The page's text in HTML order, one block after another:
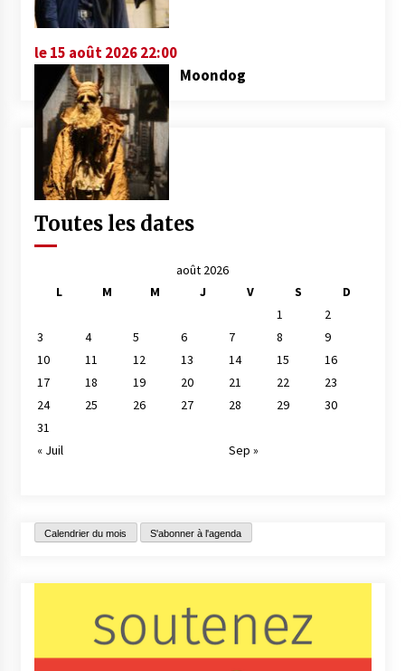
le 15 août 2026 22:00
Moondog
Toutes les dates
août 2026
L
M M J V S
D
1
2
3
4 5 6 7 8
9
10
11 12 13 14 15
16
17
18 19 20 21 22
23
24
25 26 27 28 29
30
31
« Juil
Sep »
Calendrier du mois S'abonner à l'agenda